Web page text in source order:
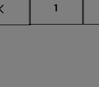
Página
1